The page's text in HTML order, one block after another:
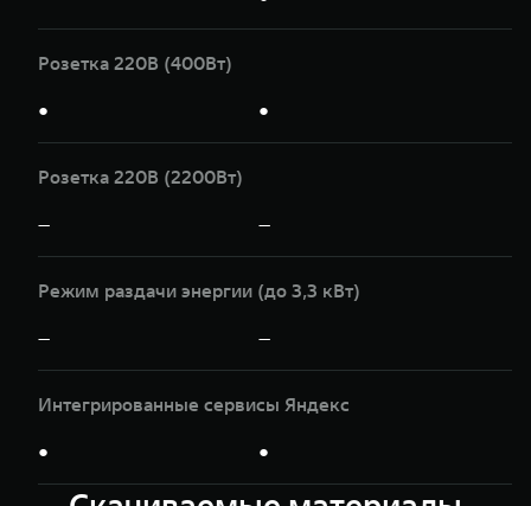
Розетка 220В (400Вт)
● ●
Розетка 220В (2200Вт)
— —
Режим раздачи энергии (до 3,3 кВт)
— —
Интегрированные сервисы Яндекс
● ●